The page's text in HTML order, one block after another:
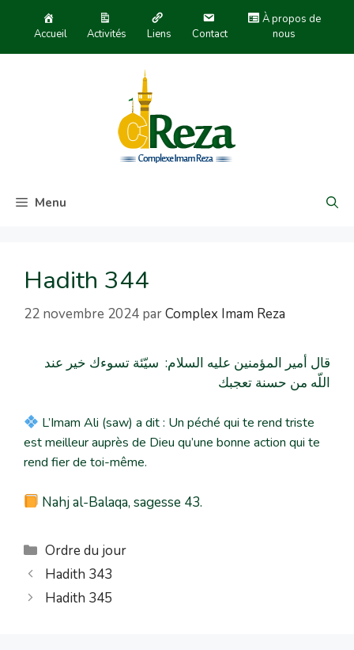
Accueil Activités Liens Contact
À propos de
nous
Menu
Hadith 344
22 novembre 2024 parComplex Imam Reza
قال أمیر المؤمنين علیه السلام: سيّئة تسوءك خير عند
اللّه من حسنة تعجبك
L’Imam Ali (saw) a dit : Un péché qui te rendtriste
est meilleur auprès de Dieu qu’une bonne action qui te
rend fier de toi-même.
Nahj al-Balaqa, sagesse 43.
Ordre du jour
Hadith 343
Hadith 345